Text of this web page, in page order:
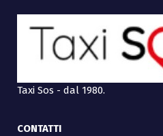
Taxi Sos - dal 1980.
CONTATTI